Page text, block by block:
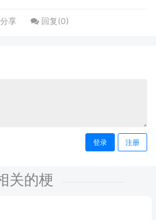
分享 回复(0)
登录 注册
关的梗